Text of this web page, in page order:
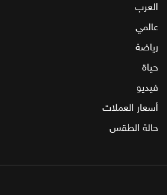
العرب
عالمي
رياضة
حياة
فيديو
أسعار العملات
حالة الطقس